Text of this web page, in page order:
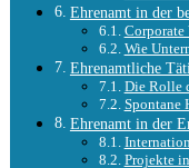
Ehrenamt in der
Corporate
Wie
Ehrenamtliche
Die Rolle
Spontane
Ehrenamt in der
Projekte